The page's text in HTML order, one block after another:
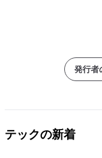
発行者
テックの新着